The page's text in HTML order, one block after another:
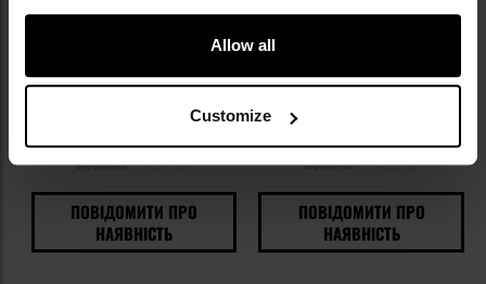
Allow all
Customize
Магазин до пневматичної
гвинтівки Air Arms S410/S510 -
наявності
Рекомендована ціна
виробника3 105,52 грн
ПОВІДОМИТИ ПРО
НАЯВНІСТЬ
Магазин до пневматичної
гвинтівки Air Arms S410/S510 -
наявності
Рекомендована ціна
виробника3 105,52 грн
ПОВІДОМИТИ ПРО
НАЯВНІСТЬ